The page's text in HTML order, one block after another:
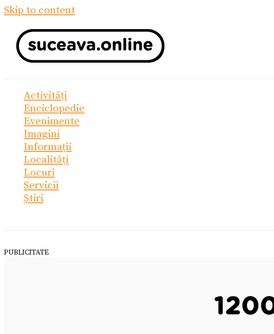
Skip to content
Activități
Enciclopedie
Evenimente
Imagini
Informații
Localități
Locuri
Servicii
Știri
PUBLICITATE